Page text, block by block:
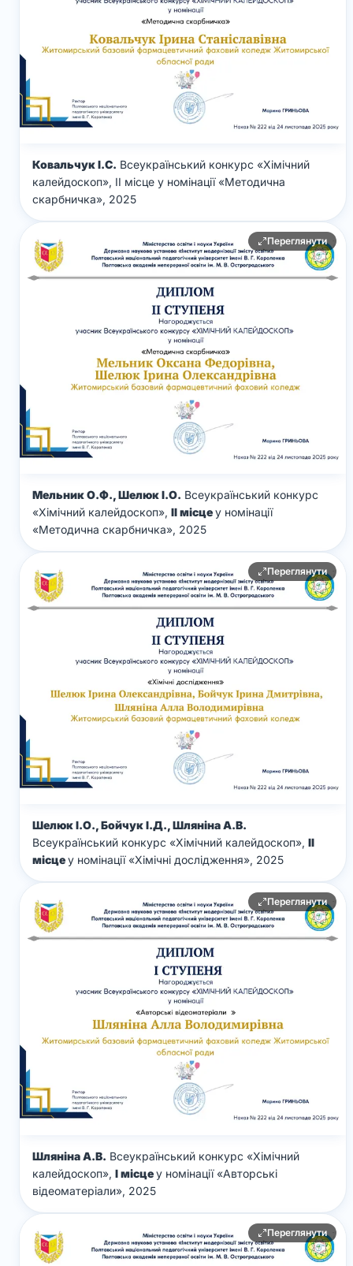
Ковальчук І.С. Всеукраїнський конкурс «Хімічний
калейдоскоп», ІІ місце у номінації «Методична
скарбничка», 2025
Переглянути
Мельник О.Ф., Шелюк І.О. Всеукраїнський конкурс
«Хімічний калейдоскоп», ІІ місцеу номінації
«Методична скарбничка», 2025
Переглянути
Шелюк І.О., Бойчук І.Д., Шляніна А.В.
Всеукраїнський конкурс «Хімічний калейдоскоп», ІІ
місцеу номінації «Хімічні дослідження», 2025
Переглянути
Шляніна А.В. Всеукраїнський конкурс «Хімічний
калейдоскоп», І місцеу номінації «Авторські
відеоматеріали», 2025
Переглянути